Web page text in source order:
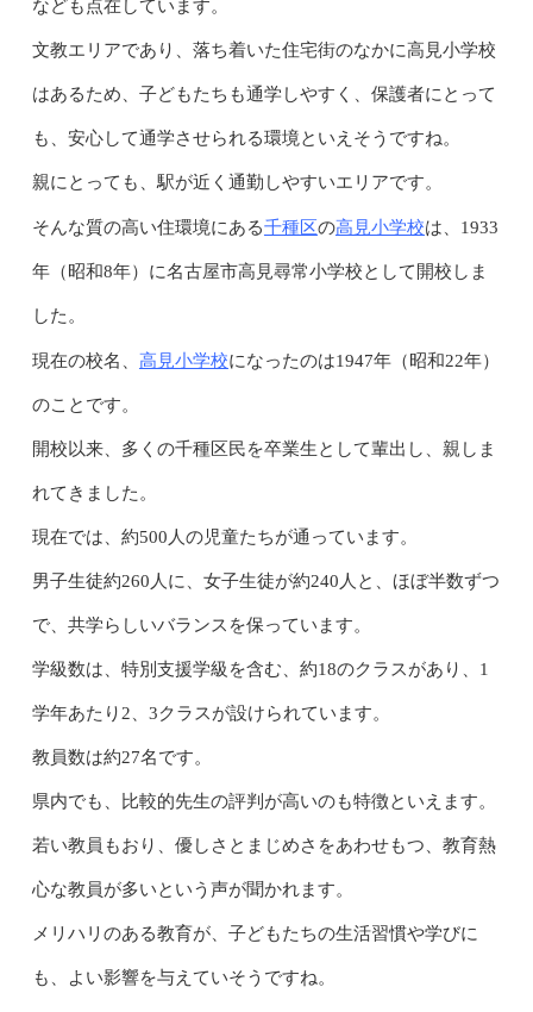
なども点在しています。
文教エリアであり、落ち着いた住宅街のなかに高見小学校
はあるため、子どもたちも通学しやすく、保護者にとって
も、安心して通学させられる環境といえそうですね。
親にとっても、駅が近く通勤しやすいエリアです。
そんな質の高い住環境にある千種区の高見小学校は、1933
年（昭和8年）に名古屋市高見尋常小学校として開校しま
した。
現在の校名、 高見小学校になったのは1947年（昭和22年）
のことです。
開校以来、多くの千種区民を卒業生として輩出し、親しま
れてきました。
現在では、約500人の児童たちが通っています。
男子生徒約260人に、女子生徒が約240人と、ほぼ半数ずつ
で、共学らしいバランスを保っています。
学級数は、特別支援学級を含む、約18のクラスがあり、1
学年あたり2、3クラスが設けられています。
教員数は約27名です。
県内でも、比較的先生の評判が高いのも特徴といえます。
若い教員もおり、優しさとまじめさをあわせもつ、教育熱
心な教員が多いという声が聞かれます。
メリハリのある教育が、子どもたちの生活習慣や学びに
も、よい影響を与えていそうですね。